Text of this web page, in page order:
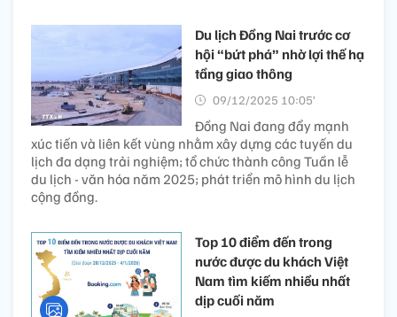
Du lịch Đồng Nai trước cơ
hội “bứt phá” nhờ lợi thế hạ
tầng giao thông
09/12/2025 10:05’
Đồng Nai đang đẩy mạnh
xúc tiến và liên kết vùng nhằm xây dựng các tuyến du
lịch đa dạng trải nghiệm; tổ chức thành công Tuần lễ
du lịch - văn hóa năm 2025; phát triển mô hình du lịch
cộng đồng.
Top 10 điểm đến trong
nước được du khách Việt
Nam tìm kiếm nhiều nhất
dịp cuối năm